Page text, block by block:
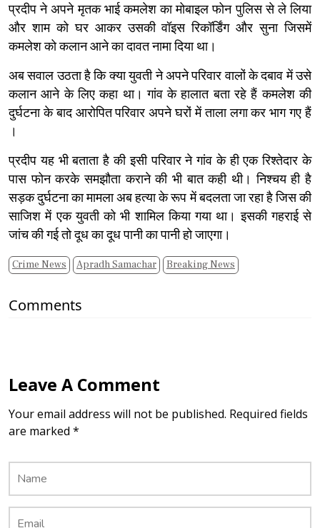
प्रदीप ने अपने मृतक भाई कमलेश का मोबाइल फोन पुलिस से ले लिया
और शाम को घर आकर उसकी वॉइस रिकॉर्डिंग और सुना जिसमें
कमलेश को कलान आने का दावत नामा दिया था।
अब सवाल उठता है कि क्या युवती ने अपने परिवार वालों के दबाव में उसे
कलान आने के लिए कहा था। गांव के हालात बता रहे हैं कमलेश की
दुर्घटना के बाद आरोपित परिवार अपने घरों में ताला लगा कर भाग गए हैं
।
प्रदीप यह भी बताता है की इसी परिवार ने गांव के ही एक रिश्तेदार के
पास फोन करके समझौता कराने की भी बात कही थी। निश्चय ही है
सड़क दुर्घटना का मामला अब हत्या के रूप में बदलता जा रहा है जिस की
साजिश में एक युवती को भी शामिल किया गया था। इसकी गहराई से
जांच की गई तो दूध का दूध पानी का पानी हो जाएगा।
Crime News Apradh Samachar Breaking News
Comments
Leave A Comment
Your email address will not be published. Required fields
are marked *